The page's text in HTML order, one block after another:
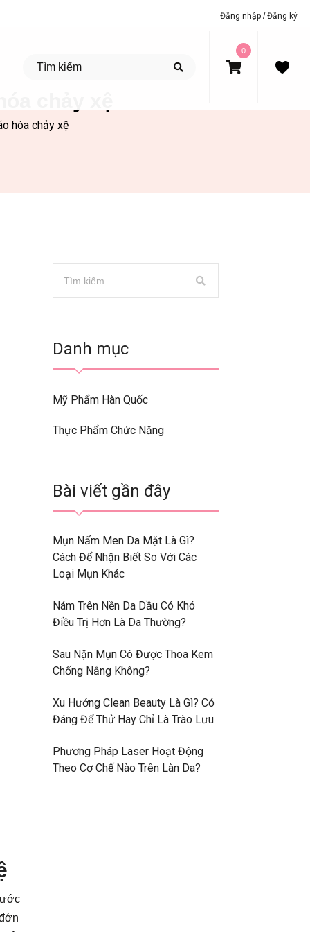
Đăng nhập /Đăng ký
0
hóa chảy xệ
Danh mục
Mỹ Phẩm Hàn Quốc
Thực Phẩm Chức Năng
Bài viết gần đây
Mụn Nấm Men Da Mặt Là Gì?
Cách Để Nhận Biết So Với Các
Loại Mụn Khác
Nám Trên Nền Da Dầu Có Khó
Điều Trị Hơn Là Da Thường?
Sau Nặn Mụn Có Được Thoa Kem
Chống Nắng Không?
Xu Hướng Clean Beauty Là Gì? Có
Đáng Để Thử Hay Chỉ Là Trào Lưu
Phương Pháp Laser Hoạt Động
Theo Cơ Chế Nào Trên Làn Da?